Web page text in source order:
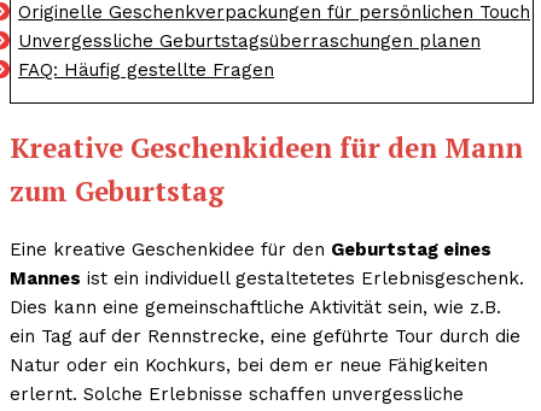
Originelle Geschenkverpackungen für persönlichen Touch
Unvergessliche Geburtstagsüberraschungen planen
FAQ: Häufig gestellte Fragen
Kreative Geschenkideen für den Mann
zum Geburtstag
Eine kreative Geschenkidee für den Geburtstag eines
Mannes ist ein individuell gestaltetetes Erlebnisgeschenk.
Dies kann eine gemeinschaftliche Aktivität sein, wie z.B.
ein Tag auf der Rennstrecke, eine geführte Tour durch die
Natur oder ein Kochkurs, bei dem er neue Fähigkeiten
erlernt. Solche Erlebnisse schaffen unvergessliche